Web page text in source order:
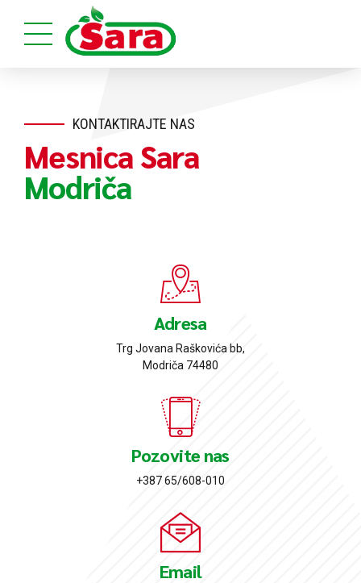
KONTAKTIRAJTE NAS
Mesnica Sara
Modriča
Adresa
Trg Jovana Raškovića bb,
Modriča 74480
Pozovite nas
+387 65/608-010
Email